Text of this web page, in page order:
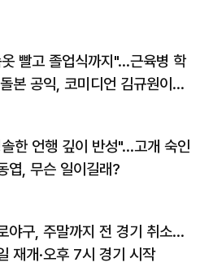
빨고 졸업식까지"…근육병 학
본 공익, 코미디언 김규원이었
한 언행 깊이 반성"…고개 숙인
엽, 무슨 일이길래?
야구, 주말까지 전 경기 취소…
재개·오후 7시 경기 시작